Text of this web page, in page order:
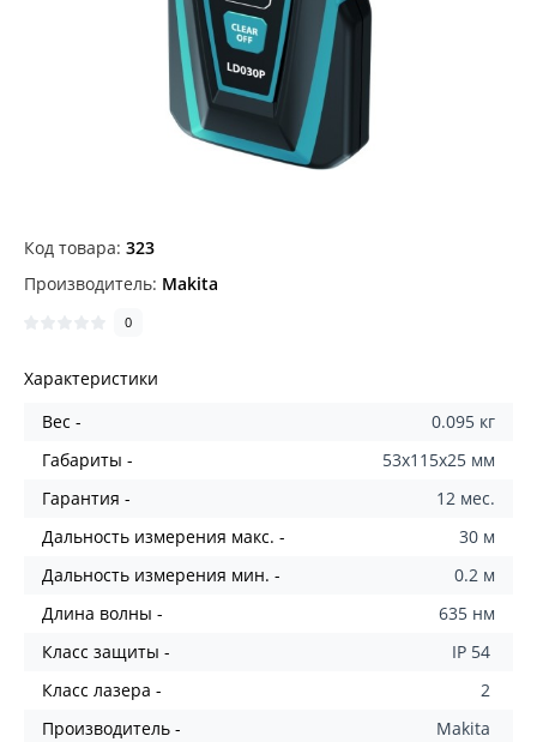
Код товара: 323
Производитель: Makita
0
Характеристики
Вес -
0.095 кг
Габариты -
53x115x25 мм
Гарантия -
12 мес.
Дальность измерения макс. -
30 м
Дальность измерения мин. -
0.2 м
Длина волны -
635 нм
Класс защиты -
IP 54
Класс лазера -
2
Производитель -
Makita